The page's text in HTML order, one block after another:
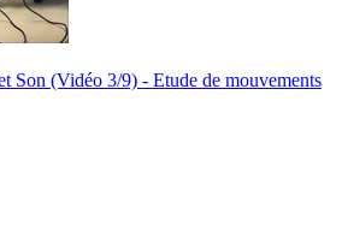
Son (Vidéo 3/9) - Etude de mouvements